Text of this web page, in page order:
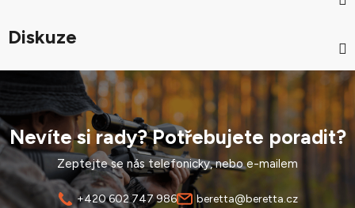
Diskuze
Nevíte si rady? Potřebujete poradit?
Zeptejte se nás telefonicky, nebo e-mailem
+420 602 747 986 beretta@beretta.cz